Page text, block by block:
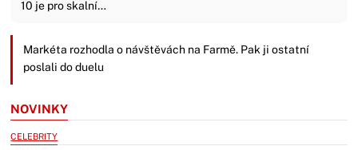
10 je pro skalní…
Markéta rozhodla o návštěvách na Farmě. Pak ji ostatní
poslali do duelu
NOVINKY
CELEBRITY